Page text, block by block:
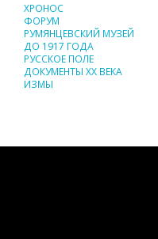
ХРОНОС
ФОРУМ
РУМЯНЦЕВСКИЙ МУЗЕЙ
ДО 1917 ГОДА
РУССКОЕ ПОЛЕ
ДОКУМЕНТЫ XX ВЕКА
ИЗМЫ